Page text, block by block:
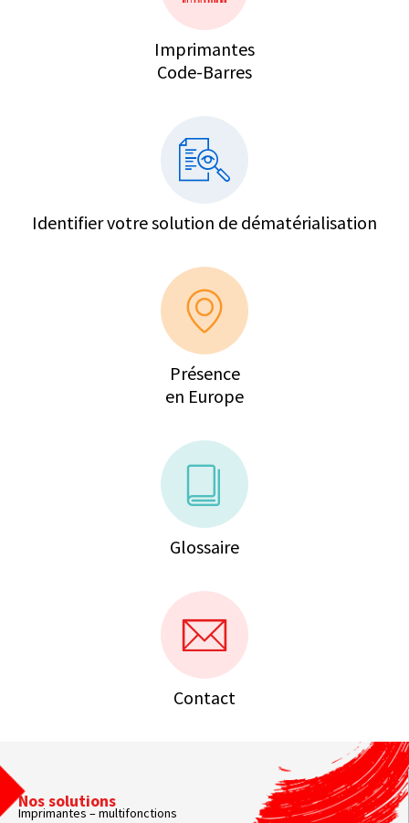
Imprimantes
Code-Barres
Identifier votre solution de dématérialisation
Présence
en Europe
Glossaire
Contact
Nos solutions
Imprimantes – multifonctions